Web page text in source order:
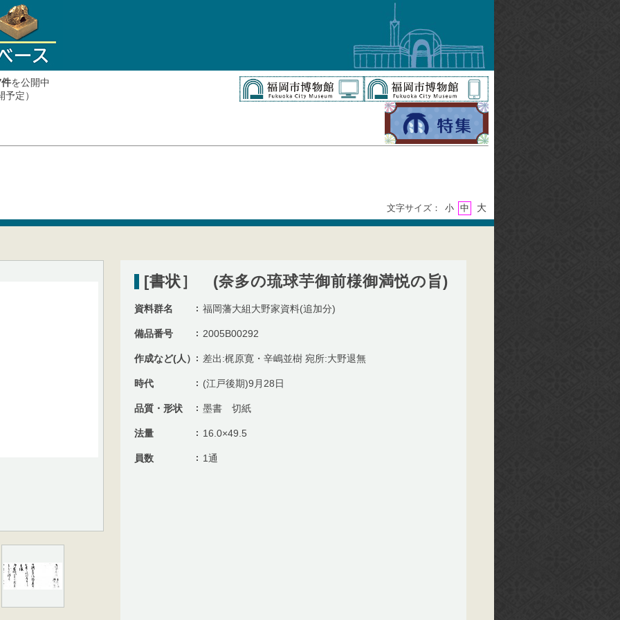
件を公開中
予定）
文字サイズ： 小 中 大
[書状］ (奈多の琉球芋御前様御満悦の旨)
資料群名 福岡藩大組大野家資料(追加分)
備品番号 2005B00292
作成など(人） 差出:梶原寛・辛嶋並樹 宛所:大野退無
時代 (江戸後期)9月28日
品質・形状 墨書 切紙
法量 16.0×49.5
員数 1通